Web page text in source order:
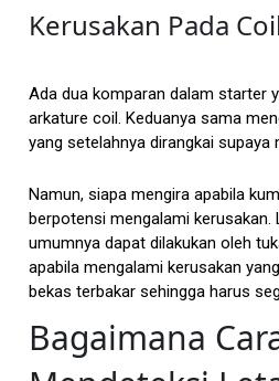
Kerusakan Pada
Ada dua komparan dalam starter
arkature coil. Keduanya sama
yang setelahnya dirangkai supaya
Namun, siapa mengira apabila
berpotensi mengalami kerusakan.
umumnya dapat dilakukan oleh
apabila mengalami kerusakan
bekas terbakar sehingga harus
Bagaimana